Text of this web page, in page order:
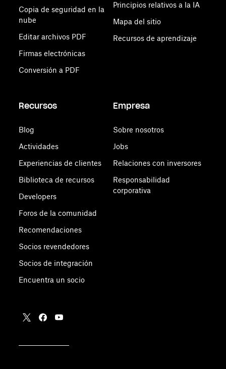
Copia de seguridad en la
nube
Editar archivos PDF
Firmas electrónicas
Conversión a PDF
Principios relativos a la IA
Mapa del sitio
Recursos de aprendizaje
Recursos
Blog
Actividades
Experiencias de clientes
Biblioteca de recursos
Developers
Foros de la comunidad
Recomendaciones
Socios revendedores
Socios de integración
Encuentra un socio
Empresa
Sobre nosotros
Jobs
Relaciones con inversores
Responsabilidad
corporativa